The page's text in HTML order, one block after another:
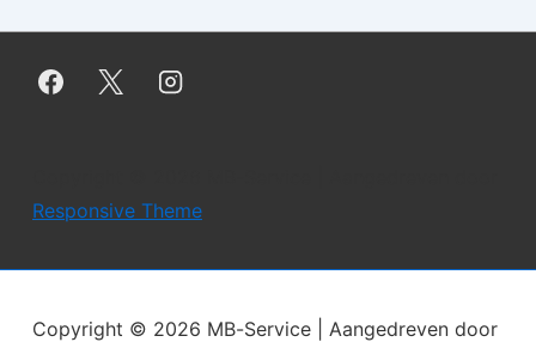
Responsive Theme
Copyright © 2026 MB-Service | Aangedreven door